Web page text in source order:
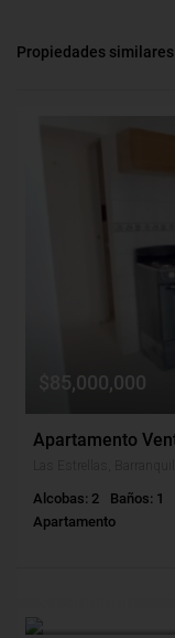
Propiedades similares
$85,000,000
Alcobas: 2 Baños: 1
Apartamento